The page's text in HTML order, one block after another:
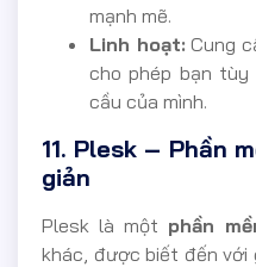
mạnh mẽ.
Linh hoạt: Cung
cho phép bạn tùy
cầu của mình.
11. Plesk – Phần
giản
Plesk là một phần
khác, được biết đến với